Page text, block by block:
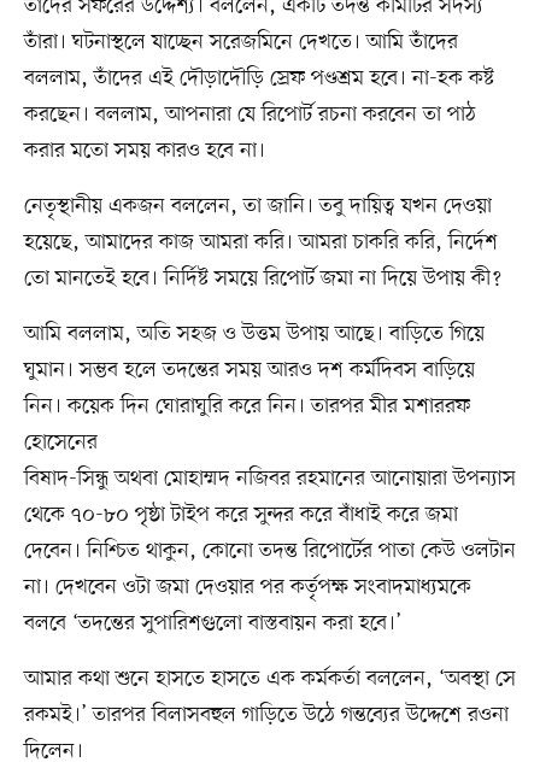
তাঁদের সফরের উদ্দেশ্য। বললেন, একটি তদন্ত কমিটির সদস্য
তাঁরা। ঘটনাস্থলে যাচ্ছেন সরেজমিনে দেখতে। আমি তাঁদের
বললাম, তাঁদের এই দৌড়াদৌড়ি স্রেফ পণ্ডশ্রম হবে। না-হক কষ্ট
করছেন। বললাম, আপনারা যে রিপোর্ট রচনা করবেন তা পাঠ
করার মতো সময় কারও হবে না।
নেতৃস্থানীয় একজন বললেন, তা জানি। তবু দায়িত্ব যখন দেওয়া
হয়েছে, আমাদের কাজ আমরা করি। আমরা চাকরি করি, নির্দেশ
তো মানতেই হবে। নির্দিষ্ট সময়ে রিপোর্ট জমা না দিয়ে উপায় কী?
আমি বললাম, অতি সহজ ও উত্তম উপায় আছে। বাড়িতে গিয়ে
ঘুমান। সম্ভব হলে তদন্তের সময় আরও দশ কর্মদিবস বাড়িয়ে
নিন। কয়েক দিন ঘোরাঘুরি করে নিন। তারপর মীর মশাররফ
হোসেনের
বিষাদ-সিন্ধু অথবা মোহাম্মদ নজিবর রহমানের আনোয়ারা উপন্যাস
থেকে ৭০-৮০ পৃষ্ঠা টাইপ করে সুন্দর করে বাঁধাই করে জমা
দেবেন। নিশ্চিত থাকুন, কোনো তদন্ত রিপোর্টের পাতা কেউ ওলটান
না। দেখবেন ওটা জমা দেওয়ার পর কর্তৃপক্ষ সংবাদমাধ্যমকে
বলবে ‘তদন্তের সুপারিশগুলো বাস্তবায়ন করা হবে।’
আমার কথা শুনে হাসতে হাসতে এক কর্মকর্তা বললেন, ‘অবস্থা সে
রকমই।’ তারপর বিলাসবহুল গাড়িতে উঠে গন্তব্যের উদ্দেশে রওনা
দিলেন।